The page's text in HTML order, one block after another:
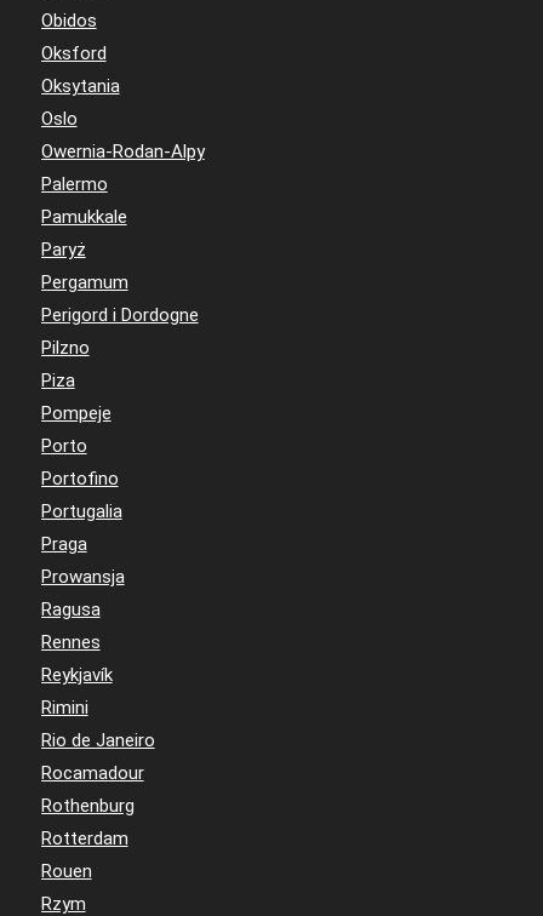
Obidos
Oksford
Oksytania
Oslo
Owernia-Rodan-Alpy
Palermo
Pamukkale
Paryż
Pergamum
Perigord i Dordogne
Pilzno
Piza
Pompeje
Porto
Portofino
Portugalia
Praga
Prowansja
Ragusa
Rennes
Reykjavík
Rimini
Rio de Janeiro
Rocamadour
Rothenburg
Rotterdam
Rouen
Rzym